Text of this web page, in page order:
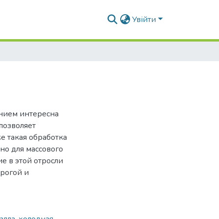
Увійти
интересна
такая обработка
для массового
в этой отросли
и